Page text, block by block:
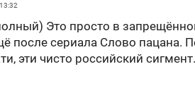
13:32
Это просто в
после сериала Слово пацана.
эти чисто российский